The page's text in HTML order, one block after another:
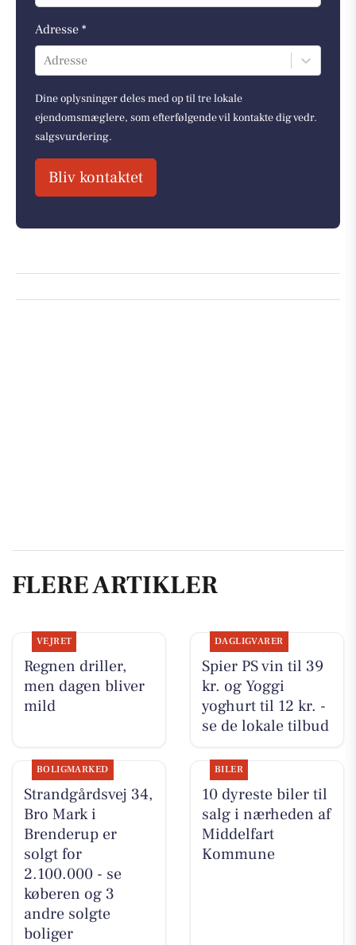
Adresse *
Adresse
Dine oplysninger deles med op til tre lokale
ejendomsmæglere, som efterfølgende vil kontakte dig vedr.
salgsvurdering.
Bliv kontaktet
FLERE ARTIKLER
VEJRET
Regnen driller,
men dagen bliver
mild
DAGLIGVARER
Spier PS vin til 39
kr. og Yoggi
yoghurt til 12 kr. -
se de lokale tilbud
BOLIGMARKED
Strandgårdsvej 34,
Bro Mark i
Brenderup er
solgt for
2.100.000 - se
køberen og 3
andre solgte
boliger
BILER
10 dyreste biler til
salg i nærheden af
Middelfart
Kommune